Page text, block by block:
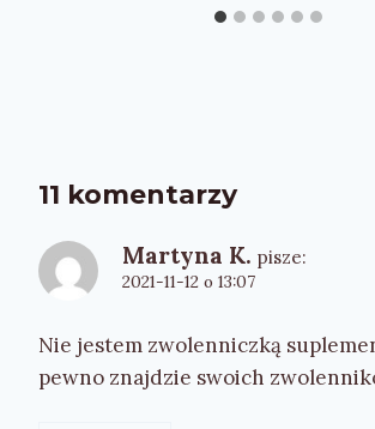
11 komentarzy
Martyna K. pisze:
2021-11-12 o 13:07
Nie jestem zwolenniczką
pewno znajdzie swoich